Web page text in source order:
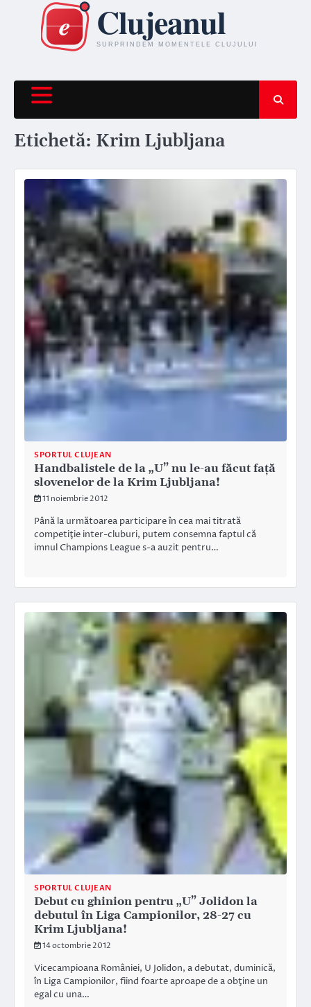
content
Etichetă: Krim Ljubljana
SPORTUL CLUJEAN
Handbalistele de la „U” nu le-au făcut faţă
slovenelor de la Krim Ljubljana!
11 noiembrie 2012
Până la următoarea participare în cea mai titrată
competiţie inter-cluburi, putem consemna faptul că
imnul Champions League s-a auzit pentru…
SPORTUL CLUJEAN
Debut cu ghinion pentru „U” Jolidon la
debutul în Liga Campionilor, 28-27 cu
Krim Ljubljana!
14 octombrie 2012
Vicecampioana României, U Jolidon, a debutat, duminică,
în Liga Campionilor, fiind foarte aproape de a obţine un
egal cu una…